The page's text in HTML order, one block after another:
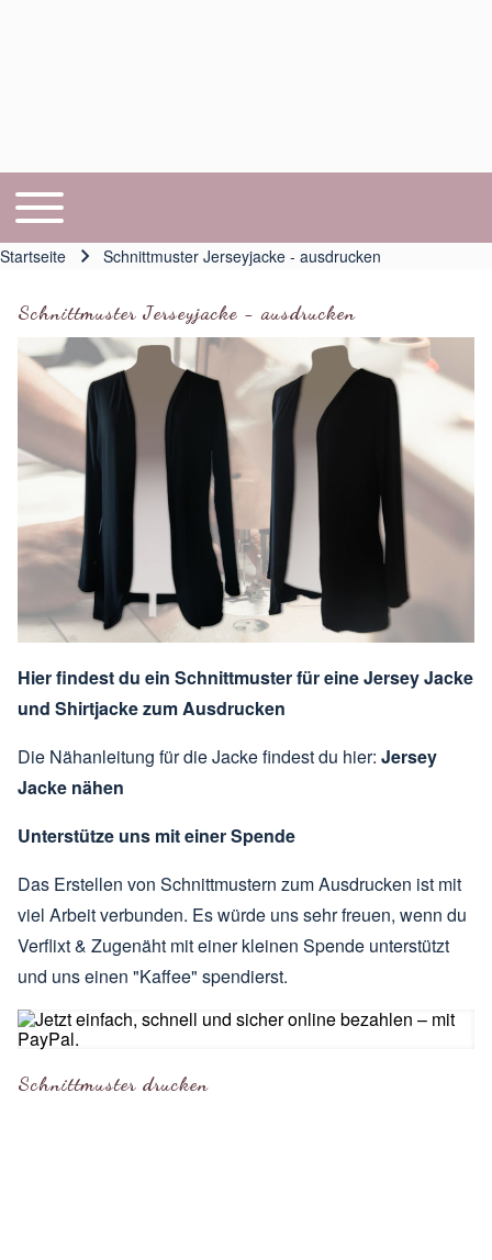
Hauptnavigation
Toggle main menu
Startseite Schnittmuster Jerseyjacke - ausdrucken
Schnittmuster Jerseyjacke - ausdrucken
Hier findest du ein Schnittmuster für eine Jersey Jacke
und Shirtjacke zum Ausdrucken
Die Nähanleitung für die Jacke findest du hier: Jersey
Jacke nähen
Unterstütze uns mit einer Spende
Das Erstellen von Schnittmustern zum Ausdrucken ist mit
viel Arbeit verbunden. Es würde uns sehr freuen, wenn du
Verflixt & Zugenäht mit einer kleinen Spende unterstützt
und uns einen "Kaffee" spendierst.
Schnittmuster drucken